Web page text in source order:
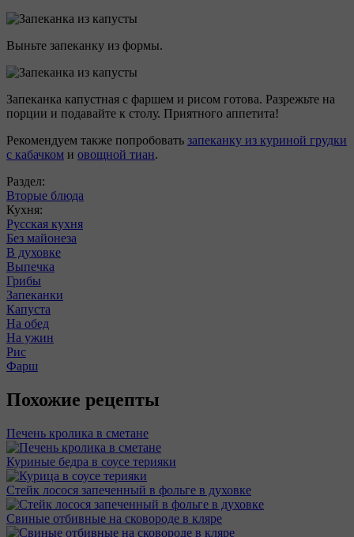
Выньте запеканку из формы.
Запеканка капустная с фаршем и рисом готова. Разрежьте на
порции и подавайте к столу. Приятного аппетита!
Рекомендуем также попробовать запеканку из куриной грудки
с кабачком и овощной тиан.
Раздел:
Вторые блюда
Кухня:
Русская кухня
Без майонеза
В духовке
Выпечка
Грибы
Запеканки
Капуста
На обед
На ужин
Рис
Фарш
Похожие рецепты
Печень кролика в сметане
Куриные бедра в соусе терияки
Стейк лосося запеченный в фольге в духовке
Свиные отбивные на сковороде в кляре